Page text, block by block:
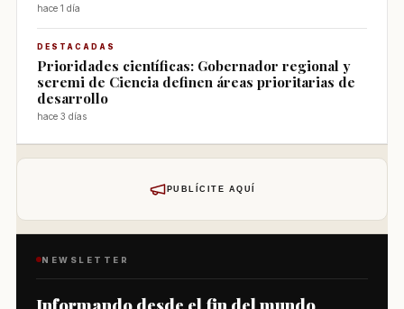
hace 1 día
DESTACADAS
Prioridades científicas: Gobernador regional y
seremi de Ciencia definen áreas prioritarias de
desarrollo
hace 3 días
PUBLÍCITE AQUÍ
NEWSLETTER